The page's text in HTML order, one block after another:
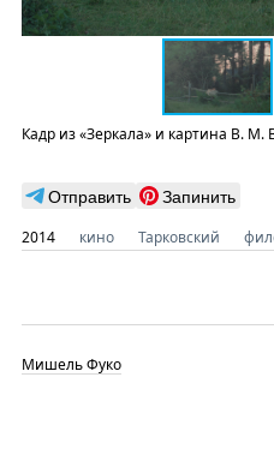
Кадр из «Зеркала» и картина В. М.
Отправить Запинить
2014 кино Тарковский
Мишель Фуко